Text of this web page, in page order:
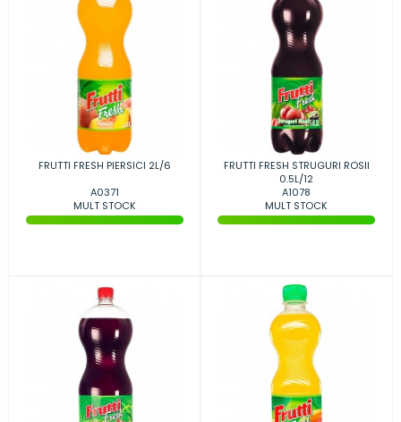
FRUTTI FRESH PIERSICI 2L/6
A0371
MULT STOCK
FRUTTI FRESH STRUGURI ROSII
0.5L/12
A1078
MULT STOCK